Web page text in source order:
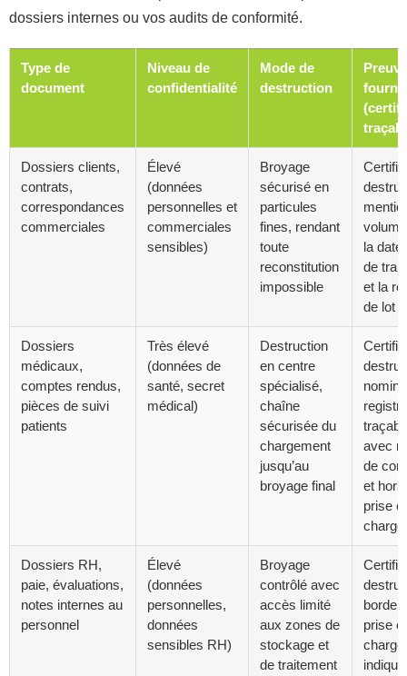
dossiers internes ou vos audits de conformité.
Type de
document
Niveau de
confidentialité
Mode de
destruction
Preuve
Dossiers clients,
contrats,
correspondances
commerciales
Élevé
(données
personnelles et
commerciales
sensibles)
Broyage
sécurisé en
particules
fines, rendant
toute
reconstitution
impossible
la
de
et la
de lot
Dossiers
médicaux,
comptes rendus,
pièces de suivi
patients
Très élevé
(données de
santé, secret
médical)
Destruction
en centre
spécialisé,
chaîne
sécurisée du
chargement
jusqu’au
broyage final
avec
de
et
prise
charge
Dossiers RH,
paie, évaluations,
notes internes au
personnel
Élevé
(données
personnelles,
données
sensibles RH)
Broyage
contrôlé avec
accès limité
aux zones de
stockage et
de traitement
prise
charge